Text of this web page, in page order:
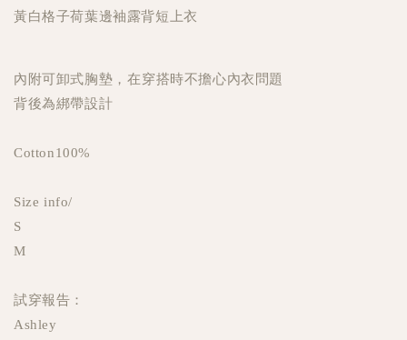
黃白格子荷葉邊袖露背短上衣
內附可卸式胸墊，在穿搭時不擔心內衣問題
背後為綁帶設計
Cotton100%
Size info/
S
M
試穿報告：
Ashley